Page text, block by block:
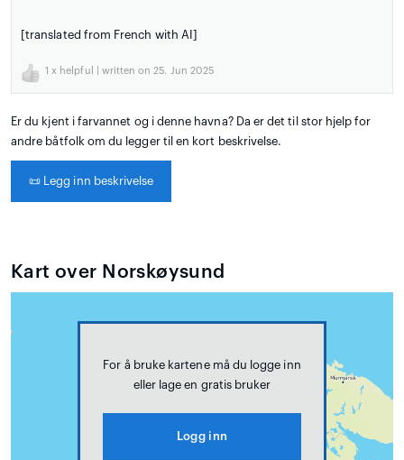
[translated from French with AI]
1 x helpful | written on 25. Jun 2025
Er du kjent i farvannet og i denne havna? Da er det til stor hjelp for
andre båtfolk om du legger til en kort beskrivelse.
📜 Legg inn beskrivelse
Kart over Norskøysund
For å bruke kartene må du logge inn
eller lage en gratis bruker
Logg inn